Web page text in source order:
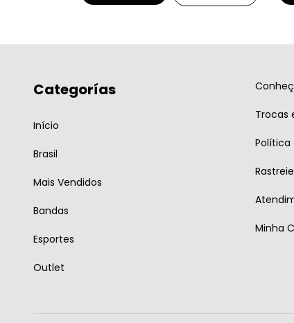
Categorías
Início
Brasil
Mais Vendidos
Bandas
Esportes
Outlet
Trocas
Política
Minha